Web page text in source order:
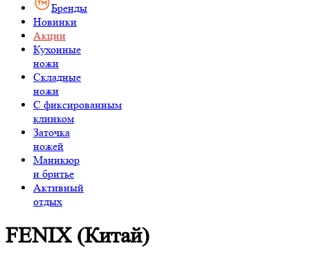
Бренды
Новинки
Акции
Кухонные
ножи
Складные
ножи
C фиксированным
клинком
Заточка
ножей
Маникюр
и бритье
Активный
отдых
FENIX (Китай)